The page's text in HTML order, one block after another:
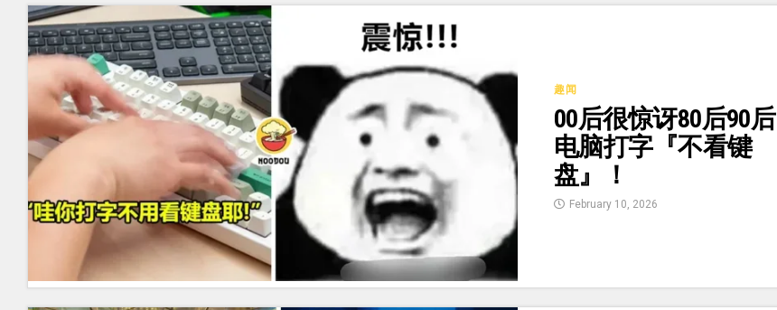
趣闻
00后很惊讶80后90后
电脑打字『不看键
盘』！
February 10, 2026